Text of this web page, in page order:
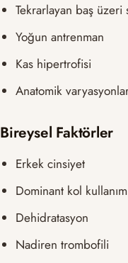
Tekrarlayan baş
Yoğun antrenman
Kas hipertrofisi
Anatomik
Bireysel Faktörler
Erkek cinsiyet
Dominant kol
Dehidratasyon
Nadiren trombofili